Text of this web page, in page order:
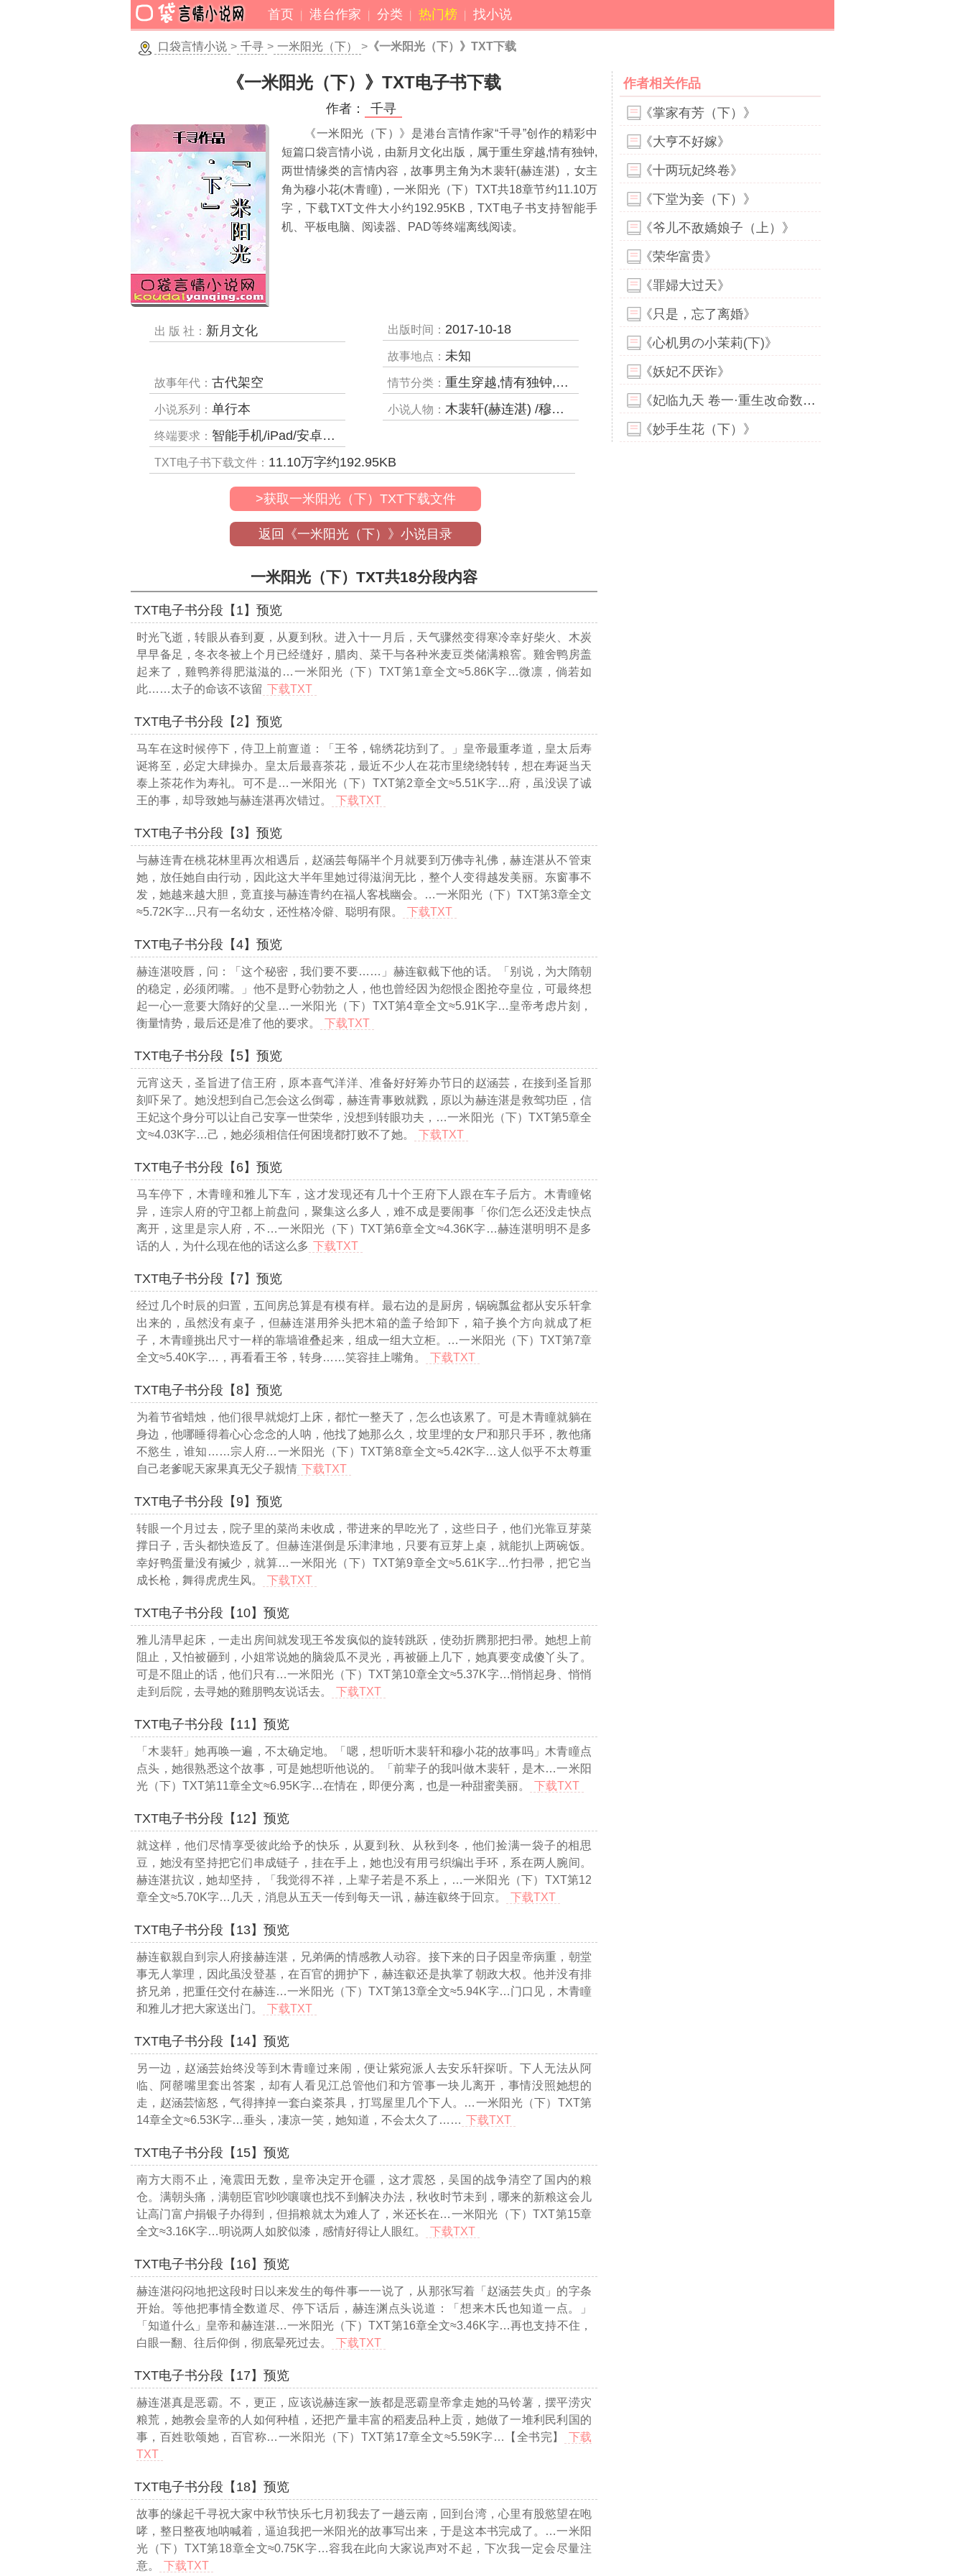
首页 港台作家 分类 热门榜 找小说
口袋言情小说 > 千寻 > 一米阳光（下） > 《一米阳光（下）》TXT下载
《一米阳光（下）》TXT电子书下载
作者： 千寻
《一米阳光（下）》是港台言情作家“千寻”创作的精彩中
短篇口袋言情小说，由新月文化出版，属于重生穿越,情有独钟,
两世情缘类的言情内容，故事男主角为木裴轩(赫连湛) ，女主
角为穆小花(木青瞳)，一米阳光（下）TXT共18章节约11.10万
字，下载TXT文件大小约192.95KB，TXT电子书支持智能手
机、平板电脑、阅读器、PAD等终端离线阅读。
出 版 社： 新月文化 出版时间： 2017-10-18
故事地点： 未知
故事年代： 古代架空 情节分类： 重生穿越,情有独钟,两世情缘
小说系列： 单行本 小说人物： 木裴轩(赫连湛) /穆小花(木青瞳)/
终端要求： 智能手机/iPad/安卓平板/电子阅读器/MP4等
TXT电子书下载文件： 11.10万字约192.95KB
>获取一米阳光（下）TXT下载文件
返回《一米阳光（下）》小说目录
一米阳光（下）TXT共18分段内容
TXT电子书分段【1】预览
时光飞逝，转眼从春到夏，从夏到秋。进入十一月后，天气骤然变得寒冷幸好柴火、木炭
早早备足，冬衣冬被上个月已经缝好，腊肉、菜干与各种米麦豆类储满粮窖。雞舍鸭房盖
起来了，雞鸭养得肥滋滋的 …一米阳光（下）TXT第1章全文≈5.86K字…微凛，倘若如
此……太子的命该不该留 下载TXT
TXT电子书分段【2】预览
马车在这时候停下，侍卫上前亶道：「王爷，锦绣花坊到了。」皇帝最重孝道，皇太后寿
诞将至，必定大肆操办。皇太后最喜茶花，最近不少人在花市里绕绕转转，想在寿诞当天
泰上茶花作为寿礼。可不是…一米阳光（下）TXT第2章全文≈5.51K字… 府，虽没误了诚
王的事，却导致她与赫连湛再次错过。
下载TXT
TXT电子书分段【3】预览
与赫连青在桃花林里再次相遇后，赵涵芸每隔半个月就要到万佛寺礼佛，赫连湛从不管束
她，放任她自由行动，因此这大半年里她过得滋润无比，整个人变得越发美丽。东窗事不
发，她越来越大胆，竟直接与赫连青约在福人客栈幽会。 …一米阳光（下）TXT第3章全文
≈5.72K字… 只有一名幼女，还性格冷僻、聪明有限。 下载TXT
TXT电子书分段【4】预览
赫连湛咬唇，问：「这个秘密，我们要不要……」赫连叡截下他的话。「别说，为大隋朝
的稳定，必须闭嘴。」他不是野心勃勃之人，他也曾经因为怨恨企图抢夺皇位，可最终想
起一心一意要大隋好的父皇 …一米阳光（下）TXT第4章全文≈5.91K字…皇帝考虑片刻，
衡量情势，最后还是准了他的要求。
下载TXT
TXT电子书分段【5】预览
元宵这天，圣旨进了信王府，原本喜气洋洋、准备好好筹办节日的赵涵芸，在接到圣旨那
刻吓呆了。她没想到自己怎会这么倒霉，赫连青事败就戮，原以为赫连湛是救驾功臣，信
王妃这个身分可以让自己安享一世荣华，没想到转眼功夫， …一米阳光（下）TXT第5章全
文≈4.03K字…己，她必须相信任何困境都打败不了她。 下载TXT
TXT电子书分段【6】预览
马车停下，木青曈和雅儿下车，这才发现还有几十个王府下人跟在车子后方。木青瞳铭
异，连宗人府的守卫都上前盘问，聚集这么多人，难不成是要闹事「你们怎么还没走快点
离开，这里是宗人府，不 …一米阳光（下）TXT第6章全文≈4.36K字…赫连湛明明不是多
话的人，为什么现在他的话这么多 下载TXT
TXT电子书分段【7】预览
经过几个时辰的归置，五间房总算是有模有样。最右边的是厨房，锅碗瓢盆都从安乐轩拿
出来的，虽然没有桌子，但赫连湛用斧头把木箱的盖子给卸下，箱子换个方向就成了柜
子，木青瞳挑出尺寸一样的靠墙谁叠起来，组成一组大立柜。 …一米阳光（下）TXT第7章
全文≈5.40K字… ，再看看王爷，转身……笑容挂上嘴角。 下载TXT
TXT电子书分段【8】预览
为着节省蜡烛，他们很早就熄灯上床，都忙一整天了，怎么也该累了。可是木青瞳就躺在
身边，他哪睡得着心心念念的人呐，他找了她那么久，坟里埋的女尸和那只手环，教他痛
不慾生，谁知……宗人府…一米阳光（下）TXT第8章全文≈5.42K字…这人似乎不太尊重
自己老爹呢天家果真无父子親情 下载TXT
TXT电子书分段【9】预览
转眼一个月过去，院子里的菜尚未收成，带进来的早吃光了，这些日子，他们光靠豆芽菜
撑日子，舌头都快造反了。但赫连湛倒是乐津津地，只要有豆芽上桌，就能扒上两碗饭。
幸好鸭蛋量没有搣少，就算…一米阳光（下）TXT第9章全文≈5.61K字…竹扫帚，把它当
成长枪，舞得虎虎生风。
下载TXT
TXT电子书分段【10】预览
雅儿清早起床，一走出房间就发现王爷发疯似的旋转跳跃，使劲折腾那把扫帚。她想上前
阻止，又怕被砸到，小姐常说她的脑袋瓜不灵光，再被砸上几下，她真要变成傻丫头了。
可是不阻止的话，他们只有…一米阳光（下）TXT第10章全文≈5.37K字…悄悄起身、悄悄
走到后院，去寻她的雞朋鸭友说话去。
下载TXT
TXT电子书分段【11】预览
「木裴轩」她再唤一遍，不太确定地。「嗯，想听听木裴轩和穆小花的故事吗」木青瞳点
点头，她很熟悉这个故事，可是她想听他说的。「前辈子的我叫做木裴轩，是木…一米阳
光（下）TXT第11章全文≈6.95K字…在情在，即便分离，也是一种甜蜜美丽。 下载TXT
TXT电子书分段【12】预览
就这样，他们尽情享受彼此给予的快乐，从夏到秋、从秋到冬，他们捡满一袋子的相思
豆，她没有坚持把它们串成链子，挂在手上，她也没有用弓织编出手环，系在两人腕间。
赫连湛抗议，她却坚持，「我觉得不祥，上辈子若是不系上， …一米阳光（下）TXT第12
章全文≈5.70K字… 几天，消息从五天一传到每天一讯，赫连叡终于回京。 下载TXT
TXT电子书分段【13】预览
赫连叡親自到宗人府接赫连湛，兄弟俩的情感教人动容。接下来的日子因皇帝病重，朝堂
事无人掌理，因此虽没登基，在百官的拥护下，赫连叡还是执掌了朝政大权。他并没有排
挤兄弟，把重任交付在赫连…一米阳光（下）TXT第13章全文≈5.94K字…门口见，木青瞳
和雅儿才把大家送出门。
下载TXT
TXT电子书分段【14】预览
另一边，赵涵芸始终没等到木青瞳过来闹，便让紫宛派人去安乐轩探听。下人无法从阿
临、阿罄嘴里套出答案，却有人看见江总管他们和方管事一块儿离开，事情没照她想的
走，赵涵芸恼怒，气得摔掉一套白粢茶具，打骂屋里几个下人。 …一米阳光（下）TXT第
14章全文≈6.53K字…垂头，凄凉一笑，她知道，不会太久了…… 下载TXT
TXT电子书分段【15】预览
南方大雨不止，淹震田无数，皇帝决定开仓疆，这才震怒，吴国的战争清空了国内的粮
仓。满朝头痛，满朝臣官吵吵嚷嚷也找不到解决办法，秋收时节未到，哪来的新粮这会儿
让高门富户捐银子办得到，但捐粮就太为难人了，米还长在…一米阳光（下）TXT第15章
全文≈3.16K字…明说两人如胶似漆，感情好得让人眼红。 下载TXT
TXT电子书分段【16】预览
赫连湛闷闷地把这段时日以来发生的每件事一一说了，从那张写着「赵涵芸失贞」的字条
开始。等他把事情全数道尽、停下话后，赫连渊点头说道：「想来木氏也知道一点。」
「知道什么」皇帝和赫连湛…一米阳光（下）TXT第16章全文≈3.46K字…再也支持不住，
白眼一翻、往后仰倒，彻底晕死过去。
下载TXT
TXT电子书分段【17】预览
赫连湛真是恶霸。不，更正，应该说赫连家一族都是恶霸皇帝拿走她的马铃薯，摆平涝灾
粮荒，她教会皇帝的人如何种植，还把产量丰富的稻麦品种上贡，她做了一堆利民利国的
事，百姓歌颂她，百官称…一米阳光（下）TXT第17章全文≈5.59K字… 【全书完】
下载
TXT
TXT电子书分段【18】预览
故事的缘起千寻祝大家中秋节快乐七月初我去了一趟云南，回到台湾，心里有股慾望在咆
哮，整日整夜地呐喊着，逼迫我把一米阳光的故事写出来，于是这本书完成了。
…一米阳
光（下）TXT第18章全文≈0.75K字…容我在此向大家说声对不起，下次我一定会尽量注
意。
下载TXT
作者相关作品
《掌家有芳（下）》
《大亨不好嫁》
《十两玩妃终卷》
《下堂为妾（下）》
《爷儿不敌嬌娘子（上）》
《荣华富贵》
《罪婦大过天》
《只是，忘了离婚》
《心机男の小茉莉(下)》
《妖妃不厌诈》
《妃临九天 卷一·重生改命数（上）》
《妙手生花（下）》